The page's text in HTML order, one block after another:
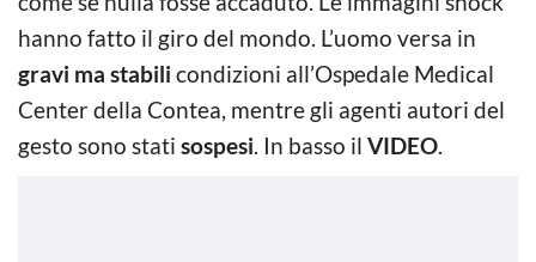
hanno fatto il giro del mondo. L’uomo versa in
gravi ma stabili condizioni all’Ospedale Medical
Center della Contea, mentre gli agenti autori del
gesto sono stati sospesi. In basso il VIDEO.